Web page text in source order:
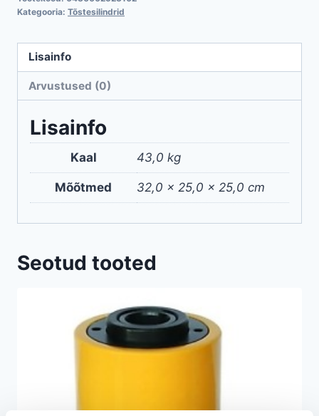
mm
10
kogus
Kategooria: Tõstesilindrid
Lisainfo
Arvustused (0)
Lisainfo
Kaal 43,0 kg
Mõõtmed 32,0 × 25,0 × 25,0 cm
Seotud tooted